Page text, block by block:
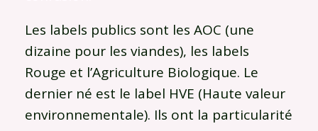
Les labels publics sont les AOC (une
dizaine pour les viandes), les labels
Rouge et l’Agriculture Biologique. Le
dernier né est le label HVE (Haute valeur
environnementale). Ils ont la particularité